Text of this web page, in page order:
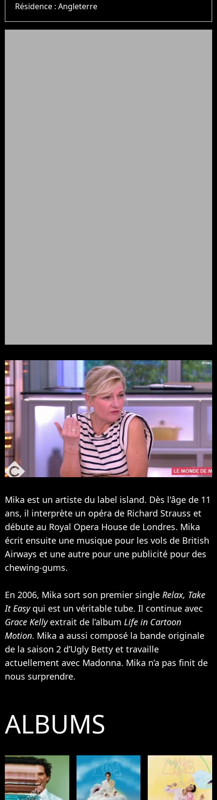
Résidence :Angleterre
Mika est un artiste du label island. Dès l'âge de 11
ans, il interprète un opéra de Richard Strauss et
débute au Royal Opera House de Londres. Mika
écrit ensuite une musique pour les vols de British
Airways et une autre pour une publicité pour des
chewing-gums.
En 2006, Mika sort son premier single Relax, Take
It Easyqui est un véritable tube. Il continue avec
Grace Kellyextrait de l’album Life in Cartoon
Motion. Mika a aussi composé la bande originale
de la saison 2 d’Ugly Betty et travaille
actuellement avec Madonna. Mika n’a pas finit de
nous surprendre.
ALBUMS